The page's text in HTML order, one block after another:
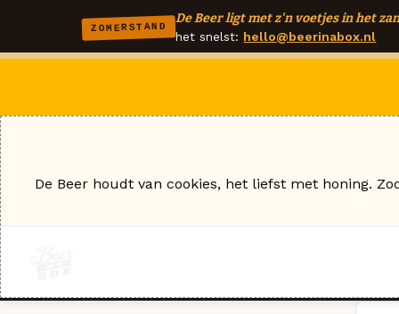
ZOMERSTAND
De Beer ligt met z'n voetjes in het
het snelst: hello@beerinabox.nl
De Beer houdt van cookies, het liefst met honing.